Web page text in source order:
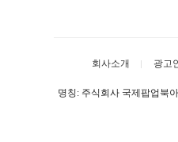
회사소개 광고
명칭: 주식회사 국제팝업북